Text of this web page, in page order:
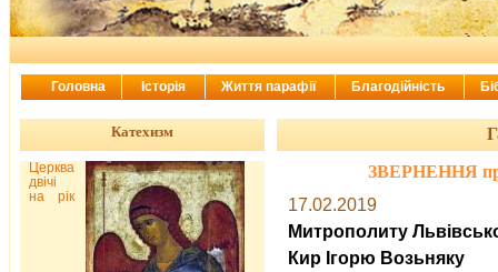
ЗВЕРНЕННЯ
17.02.2019
Митрополиту
Кир Ігорю Возьняку
Катехизм
Церква
двічі
на рік
Головна Історія Життя парафії Благодійність